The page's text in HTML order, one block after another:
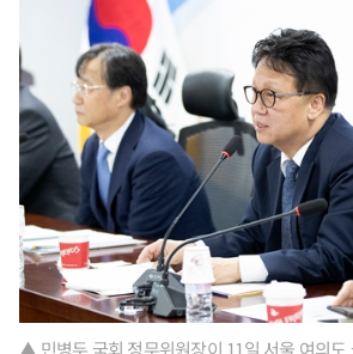
▲ 민병두 국회 정무위원장이 11일 서울 여의도